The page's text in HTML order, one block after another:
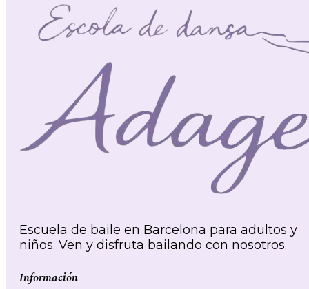
Escuela de baile en Barcelona para adultos y
niños. Ven y disfruta bailando con nosotros.
Información